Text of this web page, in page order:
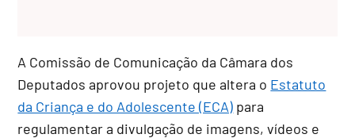
A Comissão de Comunicação da Câmara dos
Deputados aprovou projeto que altera o Estatuto
da Criança e do Adolescente (ECA) para
regulamentar a divulgação de imagens, vídeos e